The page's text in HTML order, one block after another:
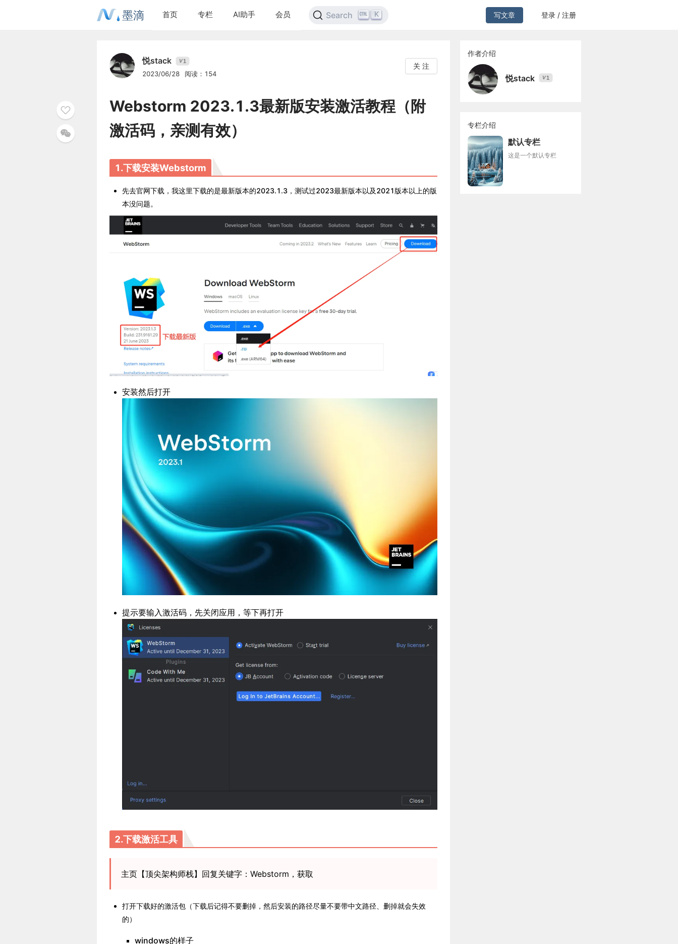
墨滴 首页 专栏 AI助手 会员 Search K 写文章 登录 / 注册
悦stack V1
2023/06/28 阅读：154
关 注
Webstorm 2023.1.3最新版安装激活教程（附
激活码，亲测有效）
1.下载安装Webstorm
先去官网下载，我这里下载的是最新版本的2023.1.3，测试过2023最新版本以及2021版本以上的版
本没问题。
安装然后打开
提示要输入激活码，先关闭应用，等下再打开
2.下载激活工具
主页【顶尖架构师栈】回复关键字：Webstorm，获取
打开下载好的激活包（下载后记得不要删掉，然后安装的路径尽量不要带中文路径、删掉就会失效
的）
windows的样子
作者介绍
悦stack V1
专栏介绍
默认专栏
这是一个默认专栏